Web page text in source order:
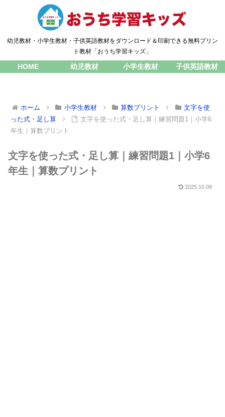
幼児教材・小学生教材・子供英語教材をダウンロード＆印刷できる無料プリン
ト教材「おうち学習キッズ」
HOME 幼児教材 小学生教材 子供英語教材
ホーム 小学生教材 算数プリント
文字を使
った式・足し算
文字を使った式・足し算｜練習問題1｜小学6
年生｜算数プリント
文字を使った式・足し算｜練習問題1｜小学6
年生｜算数プリント
2025.10.09